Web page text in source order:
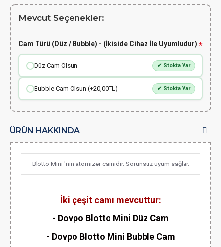
Mevcut Seçenekler:
Cam Türü (Düz / Bubble) - (İkiside Cihaz İle Uyumludur)
Düz Cam Olsun ✔ Stokta Var
Bubble Cam Olsun (+20,00TL) ✔ Stokta Var
ÜRÜN HAKKINDA
Blotto Mini 'nin atomizer camıdır. Sorunsuz uyum sağlar.
İki çeşit camı mevcuttur:
- Dovpo Blotto Mini Düz Cam
- Dovpo Blotto Mini Bubble Cam